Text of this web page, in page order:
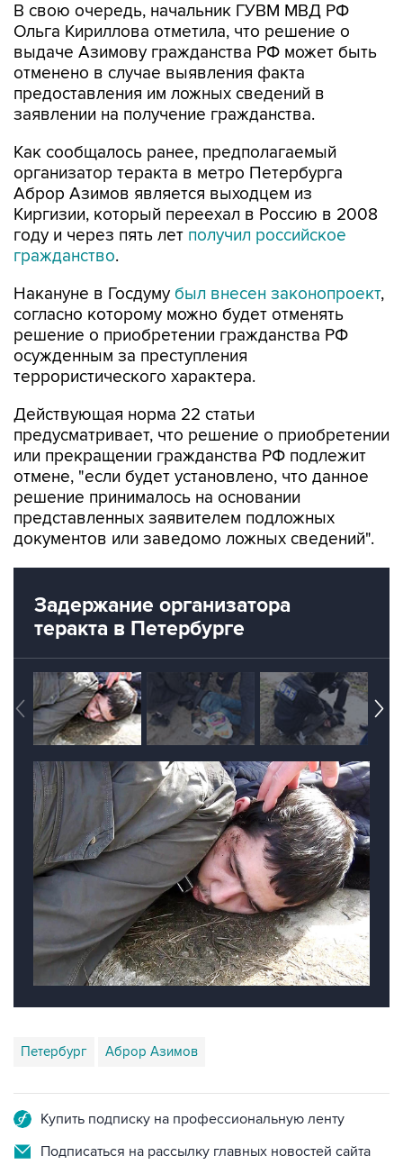
В свою очередь, начальник ГУВМ МВД РФ
Ольга Кириллова отметила, что решение о
выдаче Азимову гражданства РФ может быть
отменено в случае выявления факта
предоставления им ложных сведений в
заявлении на получение гражданства.
Как сообщалось ранее, предполагаемый
организатор теракта в метро Петербурга
Аброр Азимов является выходцем из
Киргизии, который переехал в Россию в 2008
году и через пять лет получил российское
гражданство.
Накануне в Госдуму был внесен законопроект,
согласно которому можно будет отменять
решение о приобретении гражданства РФ
осужденным за преступления
террористического характера.
Действующая норма 22 статьи
предусматривает, что решение о приобретении
или прекращении гражданства РФ подлежит
отмене, "если будет установлено, что данное
решение принималось на основании
представленных заявителем подложных
документов или заведомо ложных сведений".
Задержание организатора
теракта в Петербурге
Петербург Аброр Азимов
Купить подписку на профессиональную ленту
Подписаться на рассылку главных новостей сайта